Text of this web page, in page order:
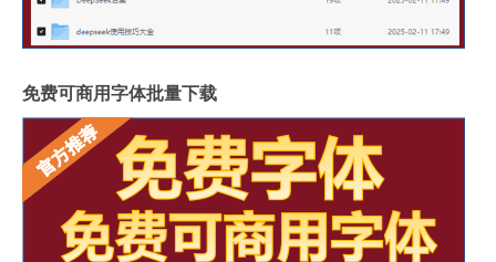
免费可商用字体批量下载